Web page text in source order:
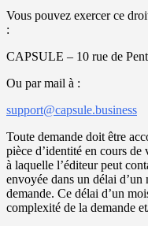
Vous pouvez exercer ce
:
CAPSULE – 10 rue de
Ou par mail à :
support@capsule.business
Toute demande doit être
pièce d’identité en cours de
à laquelle l’éditeur peut
envoyée dans un délai
demande. Ce délai d’un
complexité de la demande